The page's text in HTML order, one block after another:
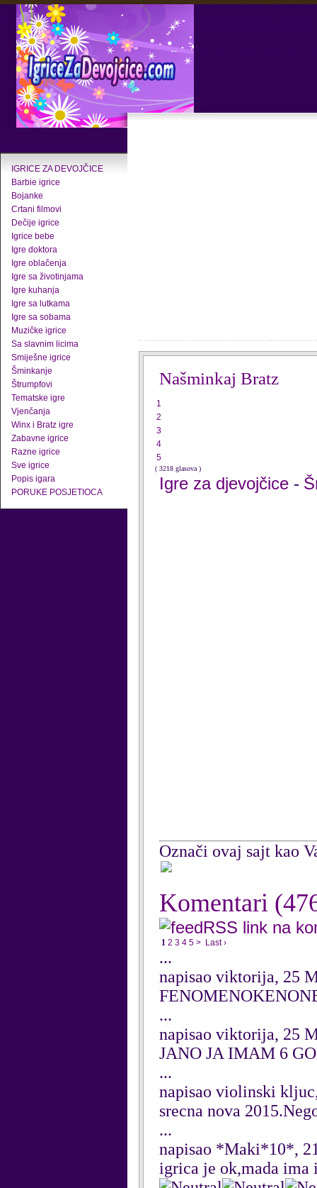
IGRICE ZA DEVOJČICE
Barbie igrice
Bojanke
Crtani filmovi
Dečije igrice
Igrice bebe
Igre doktora
Igre oblačenja
Igre sa životinjama
Igre kuhanja
Igre sa lutkama
Igre sa sobama
Muzičke igrice
Sa slavnim licima
Smiješne igrice
Šminkanje
Štrumpfovi
Tematske igre
Vjenčanja
Winx i Bratz igre
Zabavne igrice
Razne igrice
Sve igrice
Popis igara
PORUKE POSJETIOCA
Našminkaj Bratz
1
2
3
4
5
( 3218 glasova )
Igre za djevojčice -
Označi ovaj sajt kao
Komentari
RSS link na
1 2 3 4 5 > Last ›
...
napisao viktorija, 25
...
napisao viktorija, 25
JANO JA IMAM 6
...
napisao violinski
srecna nova
...
napisao *Maki*10*,
igrica je ok,mada